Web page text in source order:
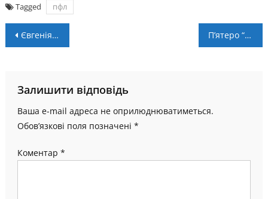
Tagged пфл
Навігація
Євгенія Гевко з Городенки стала чемпіонкою світу з класичного жиму лежачи П’ятеро “ураганівців” в збірній України U-19
Залишити відповідь
Ваша e-mail адреса не оприлюднюватиметься.
Обов’язкові поля позначені *
Коментар *